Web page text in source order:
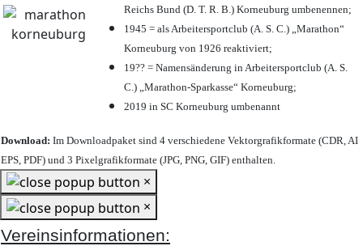
Reichs Bund (D. T. R. B.) Korneuburg umbenennen;
1945 = als Arbeitersportclub (A. S. C.) „Marathon“
Korneuburg von 1926 reaktiviert;
19?? = Namensänderung in Arbeitersportclub (A. S.
C.) „Marathon-Sparkasse“ Korneuburg;
2019 in SC Korneuburg umbenannt
Download: Im Downloadpaket sind 4 verschiedene Vektorgrafikformate (CDR, AI
EPS, PDF) und 3 Pixelgrafikformate (JPG, PNG, GIF) enthalten.
×
×
Vereinsinformationen: